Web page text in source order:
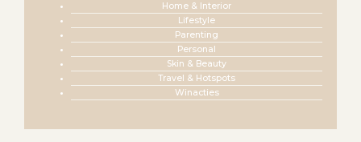
Home & Interior
Lifestyle
Parenting
Personal
Skin & Beauty
Travel & Hotspots
Winacties